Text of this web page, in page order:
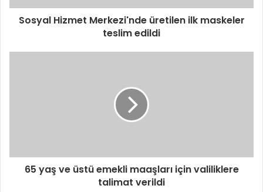
Sosyal Hizmet Merkezi'nde üretilen ilk maskeler
teslim edildi
65 yaş ve üstü emekli maaşları için valiliklere
talimat verildi